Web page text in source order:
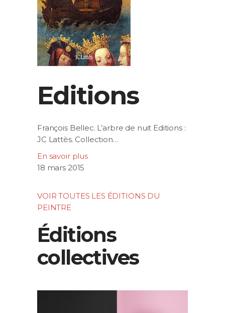
Editions
François Bellec. L’arbre de nuit Editions :
JC Lattès. Collection…
En savoir plus
18 mars 2015
VOIR TOUTES LES ÉDITIONS DU
PEINTRE
Éditions
collectives